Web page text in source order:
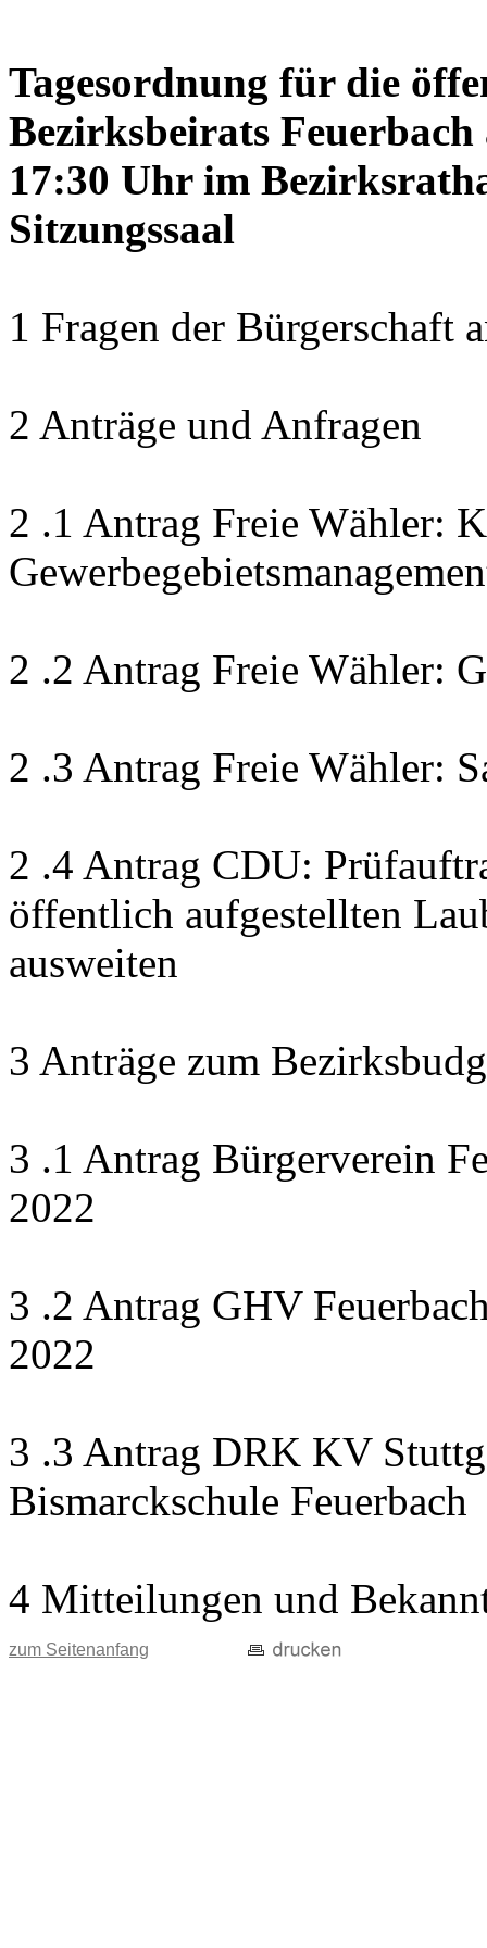
Tagesordnung für die
Bezirksbeirats
17:30 Uhr im
Sitzungssaal
1 Fragen der Bürgerschaft
2 Anträge und Anfragen
2 .1 Antrag Freie Wähler:
2 .2 Antrag Freie Wähler:
2 .3 Antrag Freie Wähler:
2 .4 Antrag CDU:
öffentlich aufgestellten
ausweiten
3 Anträge zum
3 .1 Antrag Bürgerverein
2022
3 .2 Antrag GHV
2022
3 .3 Antrag DRK KV
Bismarckschule Feuerbach
4 Mitteilungen und
zum Seitenanfang